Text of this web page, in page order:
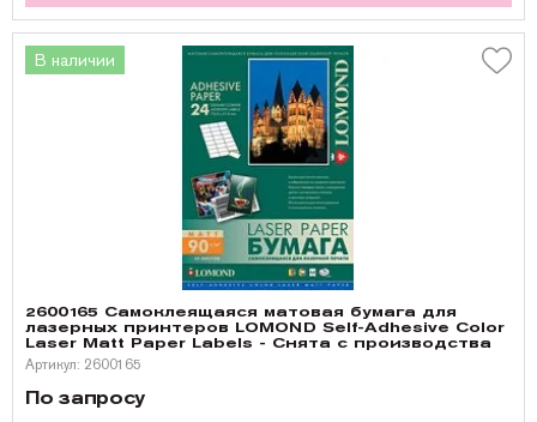
В наличии
2600165 Самоклеящаяся матовая бумага для
лазерных принтеров LOMOND Self-Adhesive Color
Laser Matt Paper Labels - Снята с производства
Артикул: 2600165
По запросу